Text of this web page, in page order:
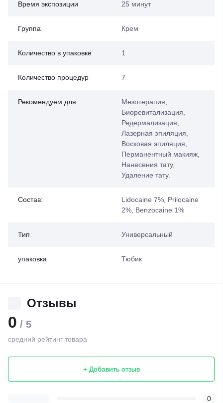
Время экспозиции 25 минут
Группа Крем
Количество в упаковке 1
Количество процедур 7
Рекомендуем для
Мезотерапия,
Биоревитализация,
Редермализация,
Лазерная эпиляция,
Восковая эпиляция,
Перманентный макияж,
Нанесения тату,
Удаление тату.
Состав:
Lidocaine 7%, Prilocaine
2%, Benzocaine 1%
Тип Универсальный
упаковка Тюбик
Отзывы
0 / 5
средний рейтинг товара
+ Добавить отзыв
0